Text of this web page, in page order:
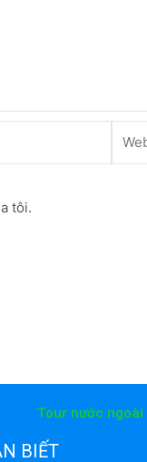
tôi.
Tour nước ngoài
BIẾT